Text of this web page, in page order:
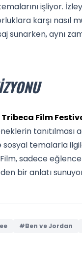
işliyor.
karşı nasıl
sunarken, aynı
Tribeca Film
tanıtılması
temalarla
sadece
bir anlatı
#Ben ve Jordan